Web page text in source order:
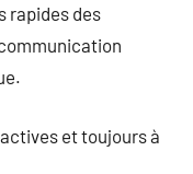
rapides des
et toujours à